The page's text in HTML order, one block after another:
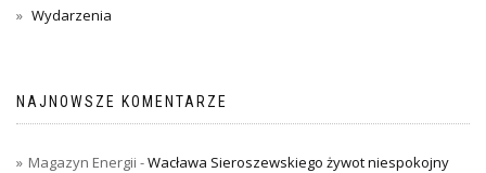
Wydarzenia
NAJNOWSZE KOMENTARZE
Magazyn Energii -Wacława Sieroszewskiego żywot niespokojny